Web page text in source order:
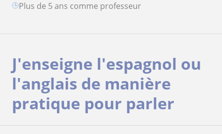
plus de 5 ans comme professeur
J'enseigne l'espagnol ou
l'anglais de manière
pratique pour parler